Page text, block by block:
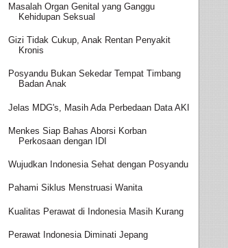
Masalah Organ Genital yang Ganggu
Kehidupan Seksual
Gizi Tidak Cukup, Anak Rentan Penyakit
Kronis
Posyandu Bukan Sekedar Tempat Timbang
Badan Anak
Jelas MDG's, Masih Ada Perbedaan Data AKI
Menkes Siap Bahas Aborsi Korban
Perkosaan dengan IDI
Wujudkan Indonesia Sehat dengan Posyandu
Pahami Siklus Menstruasi Wanita
Kualitas Perawat di Indonesia Masih Kurang
Perawat Indonesia Diminati Jepang